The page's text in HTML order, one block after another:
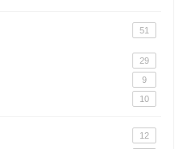
51
29
9
10
12